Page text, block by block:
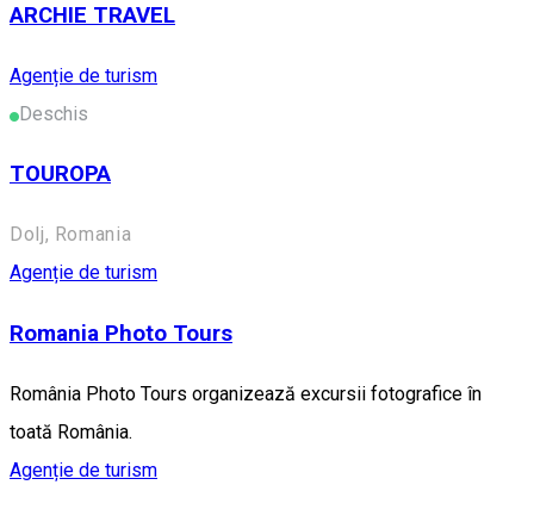
ARCHIE TRAVEL
Agenție de turism
Deschis
TOUROPA
Dolj, Romania
Agenție de turism
Romania Photo Tours
România Photo Tours organizează excursii fotografice în
toată România.
Agenție de turism